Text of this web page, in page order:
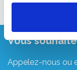
Vous
Appelez-nous ou